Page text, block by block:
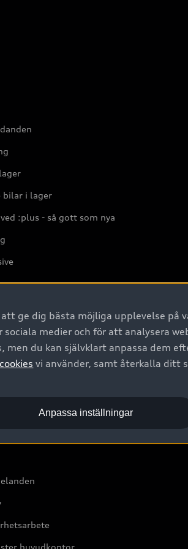
bilar i lager
:plus - så gott som nya
Sverige
online
huvudkontor
att ge dig bästa möjliga upplevelse
medier och för att analysera
du kan självklart anpassa dem
vi använder, samt återkalla ditt
Anpassa inställningar